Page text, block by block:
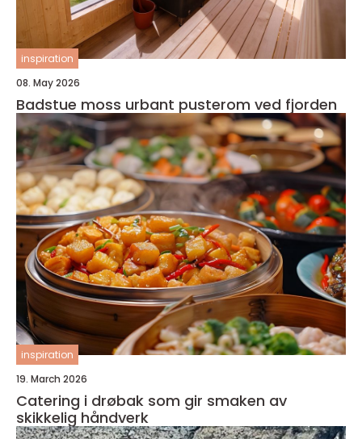
inspiration
08. May 2026
Badstue moss urbant pusterom ved fjorden
inspiration
19. March 2026
Catering i drøbak som gir smaken av
skikkelig håndverk